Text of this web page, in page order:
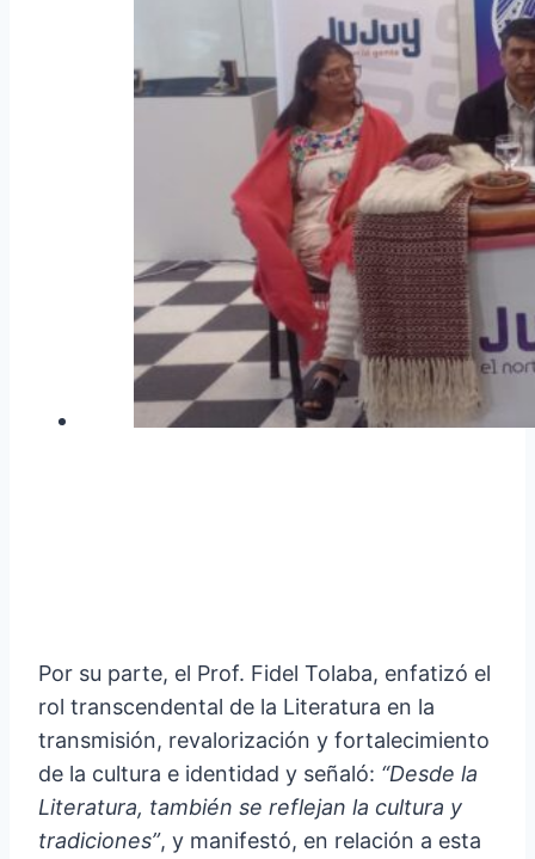
Por su parte, el Prof. Fidel Tolaba, enfatizó el
rol transcendental de la Literatura en la
transmisión, revalorización y fortalecimiento
de la cultura e identidad y señaló: “Desde la
Literatura, también se reflejan la cultura y
tradiciones”, y manifestó, en relación a esta